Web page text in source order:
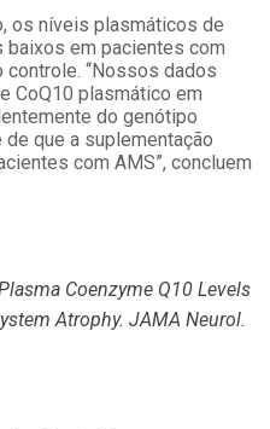
os níveis plasmáticos de
baixos em pacientes com
“Nossos dados
CoQ10 plasmático em
do genótipo
de que a suplementação
com AMS”, concluem
Coenzyme Q10 Levels
Atrophy. JAMA Neurol.